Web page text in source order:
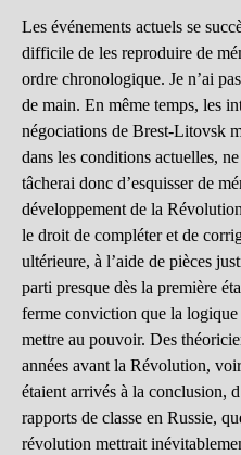
Les événements actuels se
difficile de les reproduire de
ordre chronologique. Je n’ai
de main. En même temps, les
négociations de Brest-Litovsk
dans les conditions actuelles,
tâcherai donc d’esquisser de
développement de la
le droit de compléter et de
ultérieure, à l’aide de pièces
parti presque dès la première
ferme conviction que la
mettre au pouvoir. Des
années avant la Révolution,
étaient arrivés à la conclusion,
rapports de classe en Russie,
révolution mettrait